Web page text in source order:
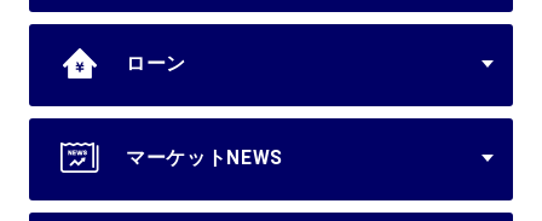
ローン
マーケットNEWS